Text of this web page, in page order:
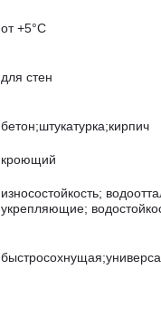
от +5°С
для стен
бетон;штукатурка;кирпич
кроющий
износостойкость;
укрепляющие;